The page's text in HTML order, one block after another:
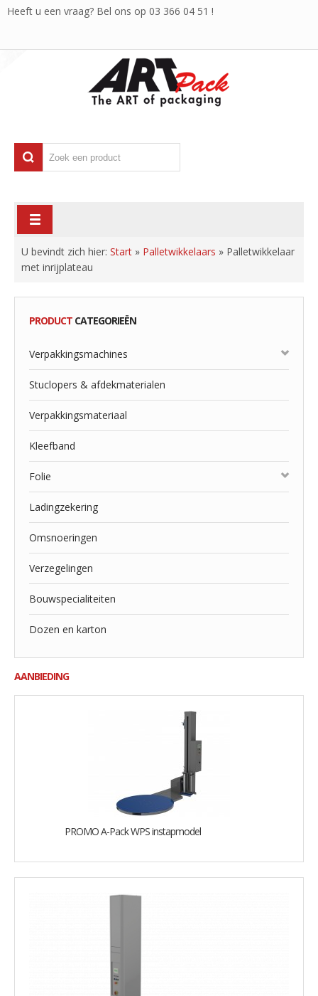
Heeft u een vraag? Bel ons op 03 366 04 51 !
U bevindt zich hier: Start » Palletwikkelaars » Palletwikkelaar
met inrijplateau
PRODUCT CATEGORIEËN
Verpakkingsmachines
Stuclopers & afdekmaterialen
Verpakkingsmateriaal
Kleefband
Folie
Ladingzekering
Omsnoeringen
Verzegelingen
Bouwspecialiteiten
Dozen en karton
AANBIEDING
PROMO A-Pack WPS instapmodel